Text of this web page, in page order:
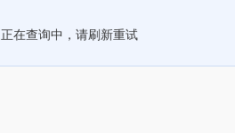
正在查询中，请刷新重试